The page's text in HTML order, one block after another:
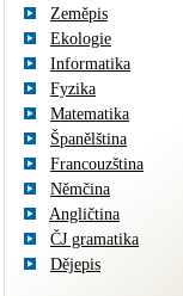
Zeměpis
Ekologie
Informatika
Fyzika
Matematika
Španělština
Francouzština
Němčina
Angličtina
ČJ gramatika
Dějepis